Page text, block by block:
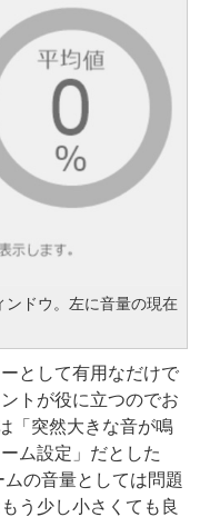
ンドウ。左に音量の現在
として有用なだけで
トが役に立つのでお
「突然大きな音が鳴
ム設定」だとした
の音量としては問題
う少し小さくても良